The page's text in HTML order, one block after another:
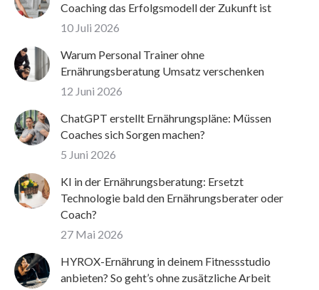
Coaching das Erfolgsmodell der Zukunft ist
10 Juli 2026
Warum Personal Trainer ohne
Ernährungsberatung Umsatz verschenken
12 Juni 2026
ChatGPT erstellt Ernährungspläne: Müssen
Coaches sich Sorgen machen?
5 Juni 2026
KI in der Ernährungsberatung: Ersetzt
Technologie bald den Ernährungsberater oder
Coach?
27 Mai 2026
HYROX-Ernährung in deinem Fitnessstudio
anbieten? So geht’s ohne zusätzliche Arbeit